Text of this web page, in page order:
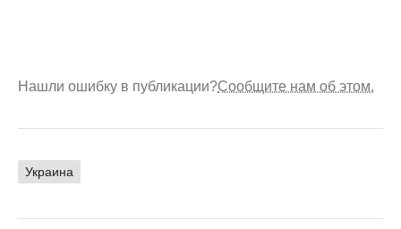
Нашли ошибку в публикации?Сообщите нам об этом.
Украина